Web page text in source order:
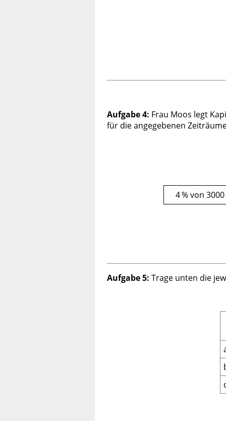
Aufgabe 4: Frau Moos legt
für die angegebenen
4 % von
Aufgabe 5: Trage unten die